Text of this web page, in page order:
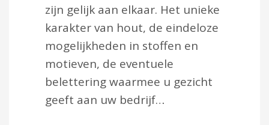
zijn gelijk aan elkaar. Het unieke
karakter van hout, de eindeloze
mogelijkheden in stoffen en
motieven, de eventuele
belettering waarmee u gezicht
geeft aan uw bedrijf…